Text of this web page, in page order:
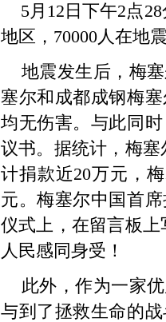
5月12日下午2点28
地区，70000人在地
地震发生后，梅塞
塞尔和成都成钢梅
均无伤害。与此同
议书。据统计，梅塞
计捐款近20万元，
元。梅塞尔中国首
仪式上，在留言板上
人民感同身受！
此外，作为一家优
与到了拯救生命的